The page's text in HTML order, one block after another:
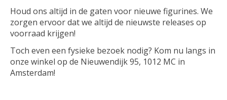
Houd ons altijd in de gaten voor nieuwe figurines. We
zorgen ervoor dat we altijd de nieuwste releases op
voorraad krijgen!
Toch even een fysieke bezoek nodig? Kom nu langs in
onze winkel op de Nieuwendijk 95, 1012 MC in
Amsterdam!